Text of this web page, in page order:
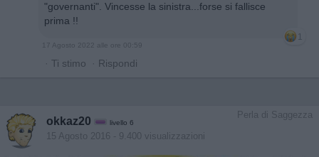
"governanti". Vincesse la sinistra...forse si fallisce
prima !!
1
17 Agosto 2022 alle ore 00:59
· Ti stimo · Rispondi
Perla di Saggezza
okkaz20 livello 6
15 Agosto 2016 - 9.400 visualizzazioni